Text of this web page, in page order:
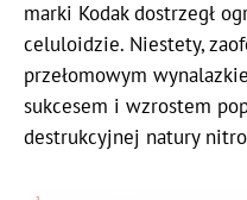
marki Kodak dostrzegł
celuloidzie. Niestety,
przełomowym
sukcesem i wzrostem
destrukcyjnej natury